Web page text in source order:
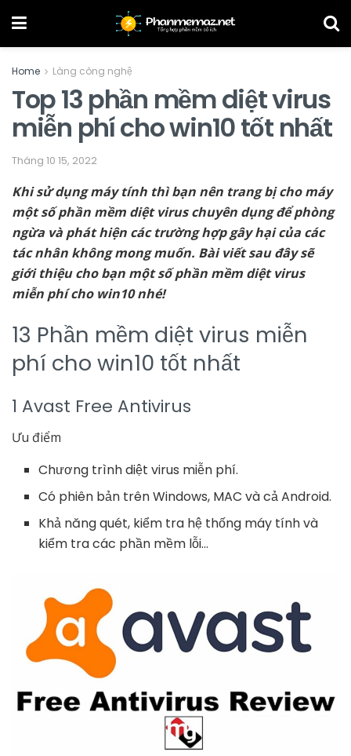
Home Làng công nghệ
Top 13 phần mềm diệt virus
miễn phí cho win10 tốt nhất
Tháng 10 15, 2022
Khi sử dụng máy tính thì bạn nên trang bị cho máy
một số phần mềm diệt virus chuyên dụng để phòng
ngừa và phát hiện các trường hợp gây hại của các
tác nhân không mong muốn. Bài viết sau đây sẽ
giới thiệu cho bạn một số phần mềm diệt virus
miễn phí cho win10 nhé!
13 Phần mềm diệt virus miễn
phí cho win10 tốt nhất
1 Avast Free Antivirus
Ưu điểm
Chương trình diệt virus miễn phí.
Có phiên bản trên Windows, MAC và cả Android.
Khả năng quét, kiểm tra hệ thống máy tính và
kiểm tra các phần mềm lỗi…